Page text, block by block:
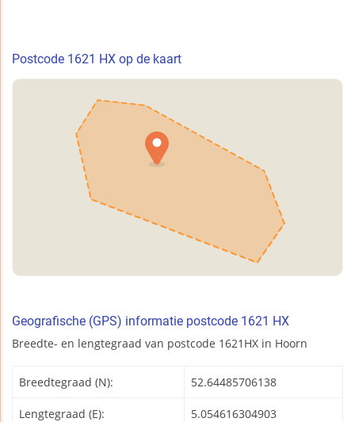
Postcode 1621 HX op de kaart
Geografische (GPS) informatie postcode 1621 HX
Breedte- en lengtegraad van postcode 1621HX in Hoorn
Breedtegraad (N): 52.64485706138
Lengtegraad (E): 5.054616304903